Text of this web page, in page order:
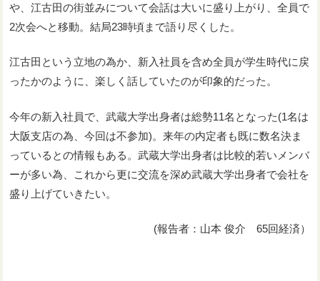
や、江古田の街並みについて会話は大いに盛り上がり、全員で
2次会へと移動。結局23時頃まで語り尽くした。
江古田という立地の為か、新入社員を含め全員が学生時代に戻
ったかのように、楽しく話していたのが印象的だった。
今年の新入社員で、武蔵大学出身者は総勢11名となった(1名は
大阪支店の為、今回は不参加)。来年の内定者も既に数名決ま
っているとの情報もある。武蔵大学出身者は比較的若いメンバ
ーが多い為、これから更に交流を深め武蔵大学出身者で会社を
盛り上げていきたい。
(報告者：山本 俊介 65回経済）